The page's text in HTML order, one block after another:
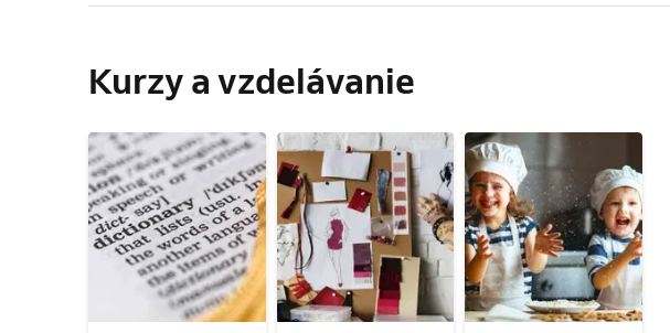
Kurzy a vzdelávanie